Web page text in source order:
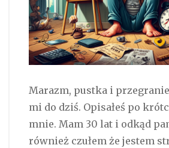
Marazm, pustka i
mi do dziś. Opisałeś po
mnie. Mam 30 lat i odkąd
również czułem że jestem